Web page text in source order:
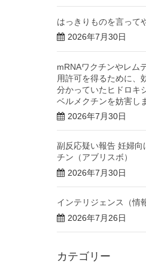
はっきりものを言って
2026年7月30日
mRNAワクチンやレム
用許可を得るために、
分かっていたヒドロキ
ベルメクチンを妨害し
2026年7月30日
副反応疑い報告 妊婦向
チン（アブリスボ）
2026年7月30日
インテリジェンス（情
2026年7月26日
カテゴリー